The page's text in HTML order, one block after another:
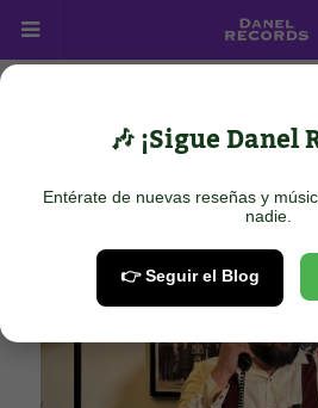
Maddox Jones - 21
June 30, 2025
🎶 ¡Sigue Danel
Entérate de nuevas reseñas y
nadie.
👉 Seguir el Blog